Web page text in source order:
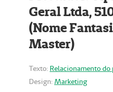
Geral Ltda,
(Nome
Master)
Texto: Relacionamento do
Design: Marketing